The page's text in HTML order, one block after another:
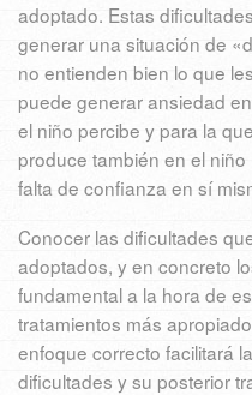
adoptado. Estas
generar una situación de
no entienden bien lo que
puede generar ansiedad
el niño percibe y para la
produce también en el
falta de confianza en sí
Conocer las dificultades
adoptados, y en concreto
fundamental a la hora de
tratamientos más
enfoque correcto facilitará
dificultades y su posterior